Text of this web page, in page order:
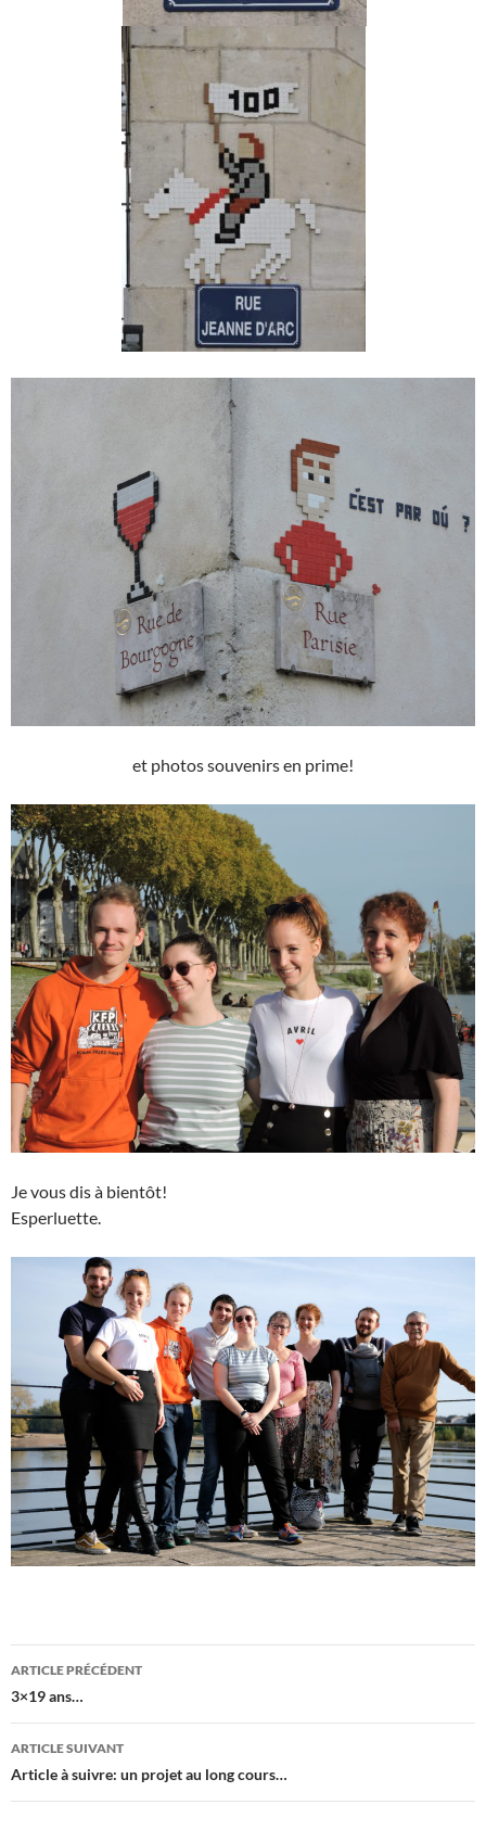
et photos souvenirs en prime!
Je vous dis à bientôt!
Esperluette.
Navigation
des
articles
ARTICLE PRÉCÉDENT
3×19 ans…
ARTICLE SUIVANT
Article à suivre: un projet au long cours…